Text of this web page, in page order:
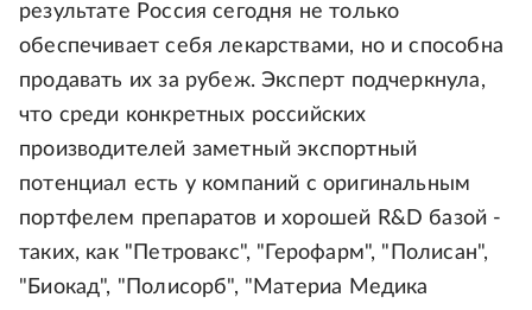
результате Россия сегодня не только
обеспечивает себя лекарствами, но и способна
продавать их за рубеж. Эксперт подчеркнула,
что среди конкретных российских
производителей заметный экспортный
потенциал есть у компаний с оригинальным
портфелем препаратов и хорошей R&D базой -
таких, как "Петровакс", "Герофарм", "Полисан",
"Биокад", "Полисорб", "Материа Медика